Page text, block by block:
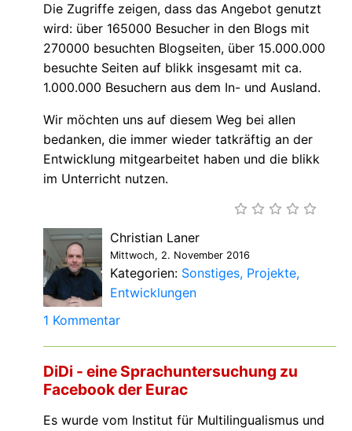
Die Zugriffe zeigen, dass das Angebot genutzt
wird: über 165000 Besucher in den Blogs mit
270000 besuchten Blogseiten, über 15.000.000
besuchte Seiten auf blikk insgesamt mit ca.
1.000.000 Besuchern aus dem In- und Ausland.
Wir möchten uns auf diesem Weg bei allen
bedanken, die immer wieder tatkräftig an der
Entwicklung mitgearbeitet haben und die blikk
im Unterricht nutzen.
Christian Laner
Mittwoch, 2. November 2016
Kategorien: Sonstiges Projekte
Entwicklungen
1 Kommentar
DiDi - eine Sprachuntersuchung zu
Facebook der Eurac
Es wurde vom Institut für Multilingualismus und